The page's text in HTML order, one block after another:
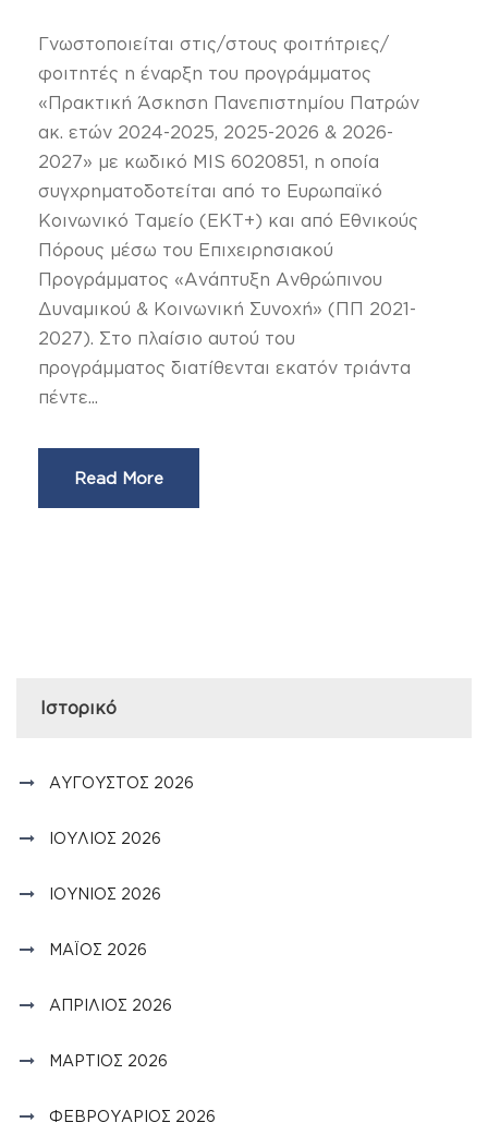
Γνωστοποιείται στις/στους φοιτήτριες/
φοιτητές η έναρξη του προγράμματος
«Πρακτική Άσκηση Πανεπιστημίου Πατρών
ακ. ετών 2024-2025, 2025-2026 & 2026-
2027» με κωδικό MIS 6020851, η οποία
συγχρηματοδοτείται από το Ευρωπαϊκό
Κοινωνικό Ταμείο (ΕΚΤ+) και από Εθνικούς
Πόρους μέσω του Επιχειρησιακού
Προγράμματος «Ανάπτυξη Ανθρώπινου
Δυναμικού & Κοινωνική Συνοχή» (ΠΠ 2021-
2027). Στο πλαίσιο αυτού του
προγράμματος διατίθενται εκατόν τριάντα
πέντε...
Read More
Ιστορικό
ΑΎΓΟΥΣΤΟΣ 2026
ΙΟΎΛΙΟΣ 2026
ΙΟΎΝΙΟΣ 2026
ΜΆΙΟΣ 2026
ΑΠΡΊΛΙΟΣ 2026
ΜΆΡΤΙΟΣ 2026
ΦΕΒΡΟΥΆΡΙΟΣ 2026